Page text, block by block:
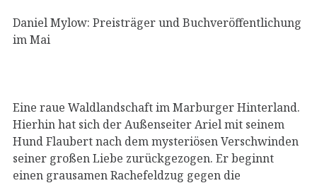
Daniel Mylow: Preisträger und Buchveröffentlichung
im Mai
Eine raue Waldlandschaft im Marburger Hinterland.
Hierhin hat sich der Außenseiter Ariel mit seinem
Hund Flaubert nach dem mysteriösen Verschwinden
seiner großen Liebe zurückgezogen. Er beginnt
einen grausamen Rachefeldzug gegen die